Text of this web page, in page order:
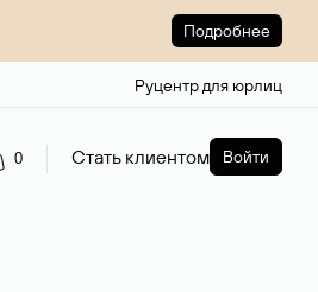
Подробнее
Руцентр для юрлиц
0 Стать клиентом Войти